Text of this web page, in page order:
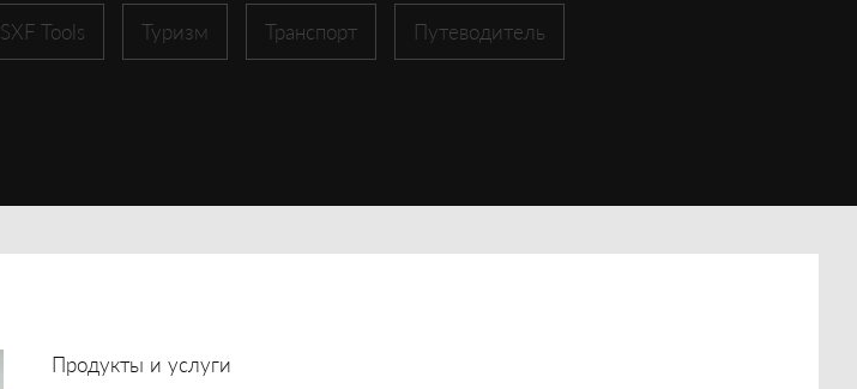
SXF Tools Туризм Транспорт Путеводитель
Продукты и услуги